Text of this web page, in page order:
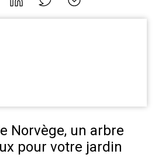
Norvège, un arbre
pour votre jardin